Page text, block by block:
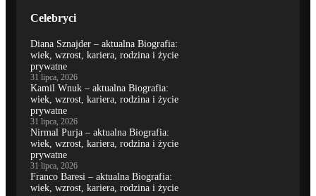
Celebryci
Diana Sznajder – aktualna Biografia:
wiek, wzrost, kariera, rodzina i życie
prywatne
31 lipca, 2026
Kamil Wnuk – aktualna Biografia:
wiek, wzrost, kariera, rodzina i życie
prywatne
31 lipca, 2026
Nirmal Purja – aktualna Biografia:
wiek, wzrost, kariera, rodzina i życie
prywatne
31 lipca, 2026
Franco Baresi – aktualna Biografia:
wiek, wzrost, kariera, rodzina i życie